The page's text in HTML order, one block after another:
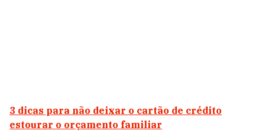
3 dicas para não deixar o cartão de crédito
estourar o orçamento familiar